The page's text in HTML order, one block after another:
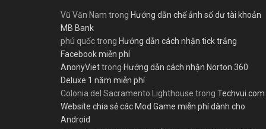
Vũ Văn Nam trong Hướng dẫn chế ảnh số dư tài khoản
MB Bank
phú quốctrong Hướng dẫn cách nhận tick trắng
Facebook miễn phí
AnonyViettrong Hướng dẫn cách nhận Norton 360
Deluxe 1 năm miễn phí
Colonia del Sacramento Lighthouse trong Techvui.com
Website chia sẻ các Mod Game miễn phí dành cho
Android